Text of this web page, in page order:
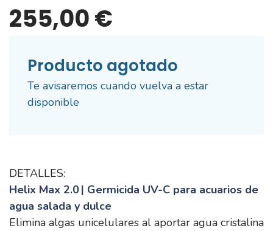
255,00 €
Producto agotado
Te avisaremos cuando vuelva a estar
disponible
DETALLES:
Helix Max 2.0| Germicida UV-C para acuarios de
agua salada y dulce
Elimina algas unicelulares al aportar agua cristalina